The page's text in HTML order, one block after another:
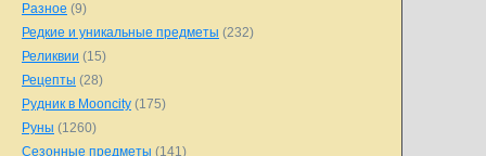
Разное (9)
Редкие и уникальные предметы (232)
Реликвии (15)
Рецепты (28)
Рудник в Mooncity (175)
Руны (1260)
Сезонные предметы (141)